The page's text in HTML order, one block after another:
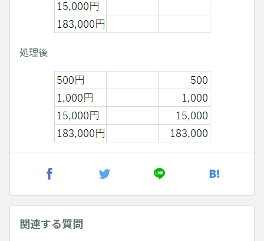
処理後
関連する質問